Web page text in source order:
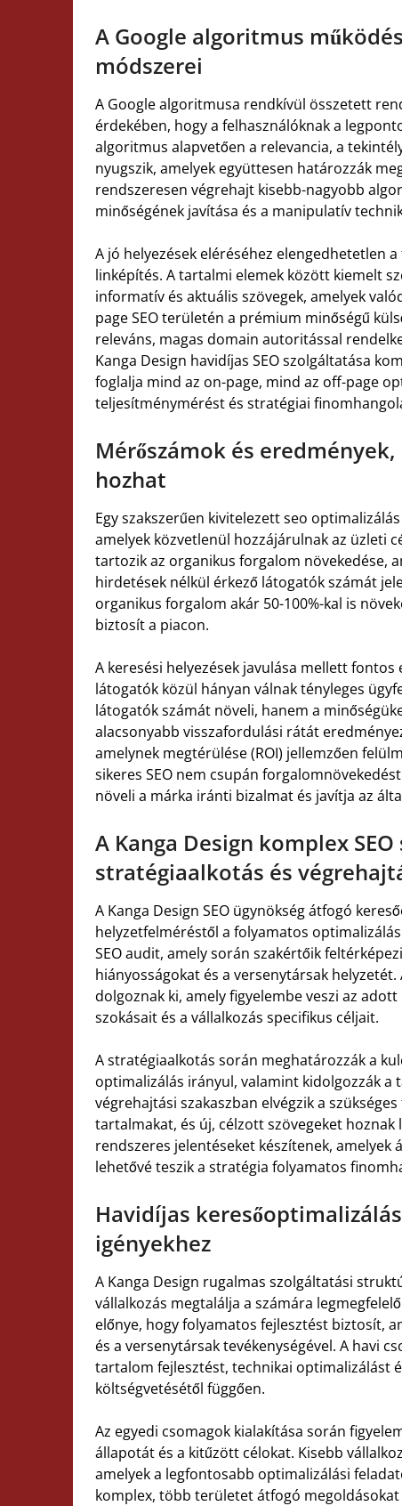
A Google algoritmus
módszerei
A Google algoritmusa rendkívül összetett
érdekében, hogy a felhasználóknak a
algoritmus alapvetően a relevancia, a
nyugszik, amelyek együttesen határozzák
rendszeresen végrehajt kisebb-nagyobb
minőségének javítása és a manipulatív
A jó helyezések eléréséhez elengedhetetlen
linképítés. A tartalmi elemek között kiemelt
informatív és aktuális szövegek, amelyek
page SEO területén a prémium minőségű
releváns, magas domain autoritással
Kanga Design havidíjas SEO szolgáltatása
foglalja mind az on-page, mind az off-page
teljesítménymérést és stratégiai
Mérőszámok és
hozhat
Egy szakszerűen kivitelezett seo
amelyek közvetlenül hozzájárulnak az üzleti
tartozik az organikus forgalom növekedése,
hirdetések nélkül érkező látogatók számát
organikus forgalom akár 50-100%-kal is
biztosít a piacon.
A keresési helyezések javulása mellett
látogatók közül hányan válnak tényleges
látogatók számát növeli, hanem a
alacsonyabb visszafordulási rátát
amelynek megtérülése (ROI) jellemzően
sikeres SEO nem csupán
növeli a márka iránti bizalmat és javítja az
A Kanga Design komplex
stratégiaalkotás és
A Kanga Design SEO ügynökség átfogó
helyzetfelméréstől a folyamatos
SEO audit, amely során szakértőik
hiányosságokat és a versenytársak
dolgoznak ki, amely figyelembe veszi az
szokásait és a vállalkozás specifikus céljait.
A stratégiaalkotás során meghatározzák a
optimalizálás irányul, valamint kidolgozzák
végrehajtási szakaszban elvégzik a
tartalmakat, és új, célzott szövegeket
rendszeres jelentéseket készítenek,
lehetővé teszik a stratégia folyamatos
Havidíjas
igényekhez
A Kanga Design rugalmas szolgáltatási
vállalkozás megtalálja a számára
előnye, hogy folyamatos fejlesztést biztosít,
és a versenytársak tevékenységével. A havi
tartalom fejlesztést, technikai optimalizálást
költségvetésétől függően.
Az egyedi csomagok kialakítása során
állapotát és a kitűzött célokat. Kisebb
amelyek a legfontosabb optimalizálási
komplex, több területet átfogó